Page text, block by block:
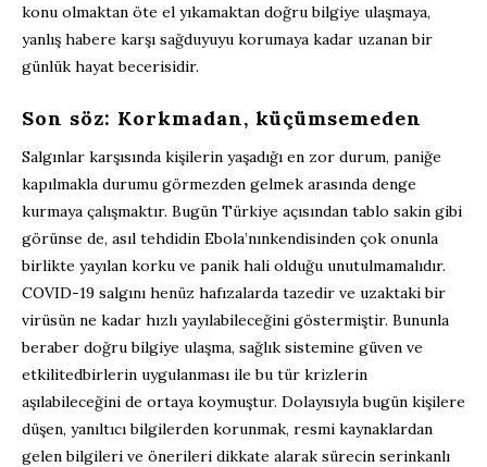
konu olmaktan öte el yıkamaktan doğru bilgiye ulaşmaya,
yanlış habere karşı sağduyuyu korumaya kadar uzanan bir
günlük hayat becerisidir.
Son söz: Korkmadan, küçümsemeden
Salgınlar karşısında kişilerin yaşadığı en zor durum, paniğe
kapılmakla durumu görmezden gelmek arasında denge
kurmaya çalışmaktır. Bugün Türkiye açısından tablo sakin gibi
görünse de, asıl tehdidin Ebola’nınkendisinden çok onunla
birlikte yayılan korku ve panik hali olduğu unutulmamalıdır.
COVID-19 salgını henüz hafızalarda tazedir ve uzaktaki bir
virüsün ne kadar hızlı yayılabileceğini göstermiştir. Bununla
beraber doğru bilgiye ulaşma, sağlık sistemine güven ve
etkilitedbirlerin uygulanması ilebu tür krizlerin
aşılabileceğini de ortaya koymuştur. Dolayısıyla bugün kişilere
düşen, yanıltıcı bilgilerden korunmak, resmi kaynaklardan
gelen bilgileri ve önerileri dikkate alarak sürecin serinkanlı